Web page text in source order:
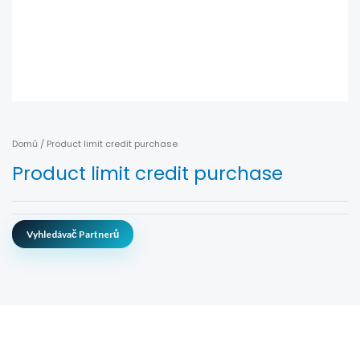
Domů / Product limit credit purchase
Product limit credit purchase
Vyhledávač Partnerů